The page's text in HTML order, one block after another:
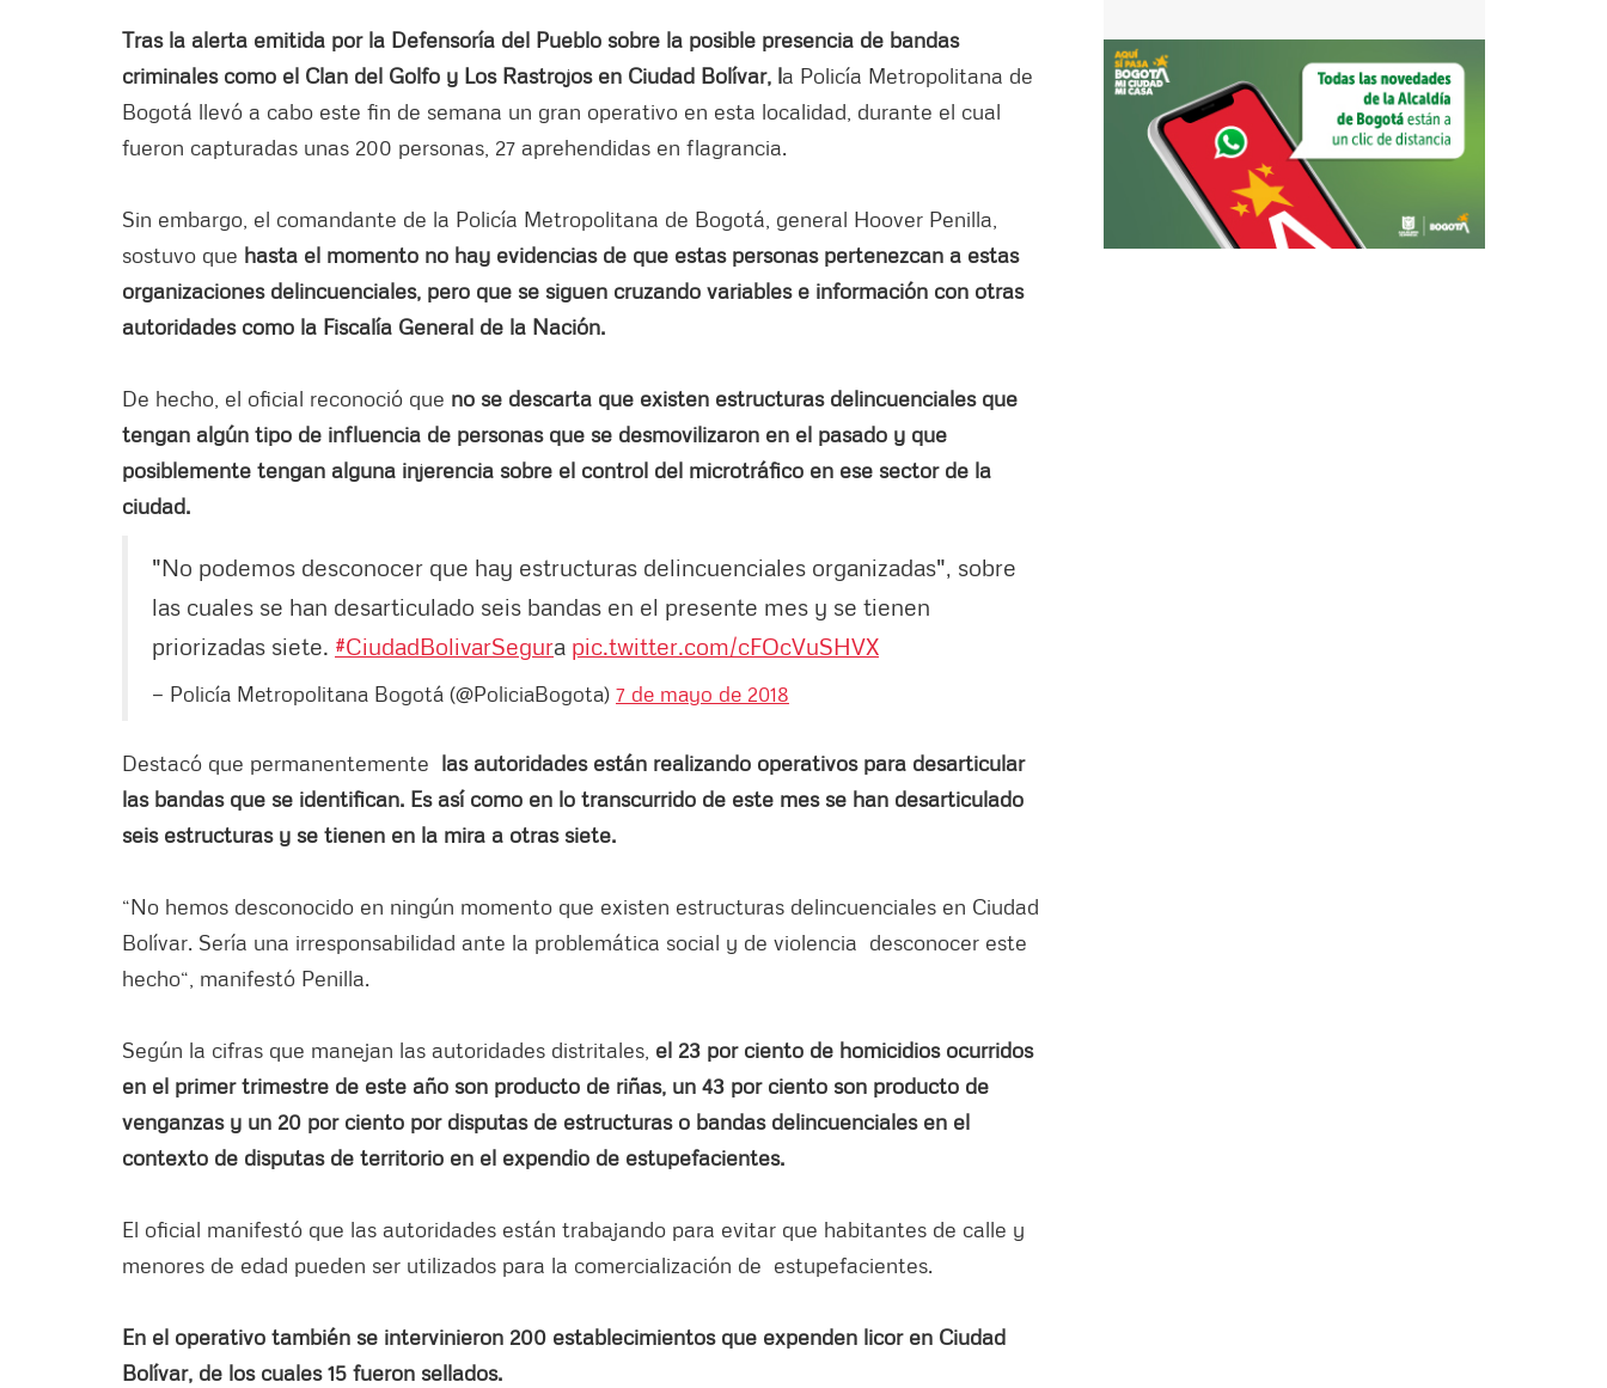
Tras la alerta emitida por la Defensoría del Pueblo sobre la posible presencia de bandas
criminales como el Clan del Golfo y Los Rastrojos en Ciudad Bolívar, la Policía Metropolitana de
Bogotá llevó a cabo este fin de semana un gran operativo en esta localidad, durante el cual
fueron capturadas unas 200 personas, 27 aprehendidas en flagrancia.
Sin embargo, el comandante de la Policía Metropolitana de Bogotá, general Hoover Penilla,
sostuvo que hasta el momento no hay evidencias de que estas personas pertenezcan a estas
organizaciones delincuenciales, pero que se siguen cruzando variables e información con otras
autoridades como la Fiscalía General de la Nación.
De hecho, el oficial reconoció que no se descarta que existen estructuras delincuenciales que
tengan algún tipo de influencia de personas que se desmovilizaron en el pasado y que
posiblemente tengan alguna injerencia sobre el control del microtráfico en ese sector de la
ciudad.
"No podemos desconocer que hay estructuras delincuenciales organizadas", sobre
las cuales se han desarticulado seis bandas en el presente mes y se tienen
priorizadas siete. #CiudadBolivarSegura pic.twitter.com/cFOcVuSHVX
— Policía Metropolitana Bogotá (@PoliciaBogota) 7 de mayo de 2018
Destacó que permanentemente las autoridades están realizando operativos para desarticular
las bandas que se identifican. Es así como en lo transcurrido de este mes se han desarticulado
seis estructuras y se tienen en la mira a otras siete.
“No hemos desconocido en ningún momento que existen estructuras delincuenciales en Ciudad
Bolívar. Sería una irresponsabilidad ante la problemática social y de violencia desconocer este
hecho“, manifestó Penilla.
Según la cifras que manejan las autoridades distritales, el 23 por ciento de homicidios ocurridos
en el primer trimestre de este año son producto de riñas, un 43 por ciento son producto de
venganzas y un 20 por ciento por disputas de estructuras o bandas delincuenciales en el
contexto de disputas de territorio en el expendio de estupefacientes.
El oficial manifestó que las autoridades están trabajando para evitar que habitantes de calle y
menores de edad pueden ser utilizados para la comercialización de estupefacientes.
En el operativo también se intervinieron 200 establecimientos que expenden licor en Ciudad
Bolívar, de los cuales 15 fueron sellados.